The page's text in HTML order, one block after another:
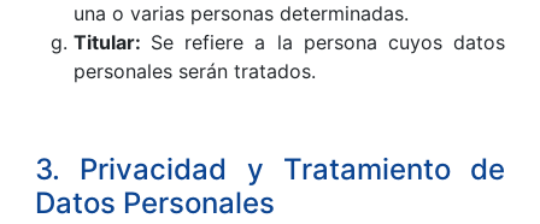
una o varias personas determinadas.
Titular: Se refiere a la persona cuyos datos
personales serán tratados.
3. Privacidad y Tratamiento de
Datos Personales